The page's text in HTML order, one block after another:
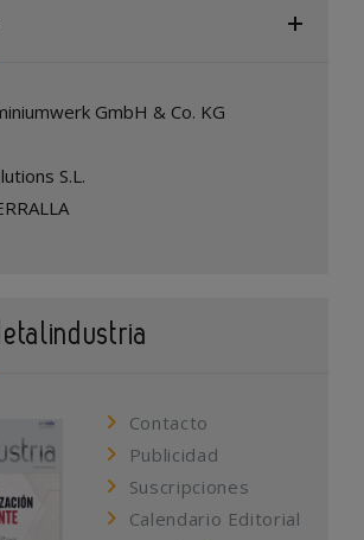
GmbH & Co. KG
S.L.
Contacto
Publicidad
Suscripciones
Calendario Editorial